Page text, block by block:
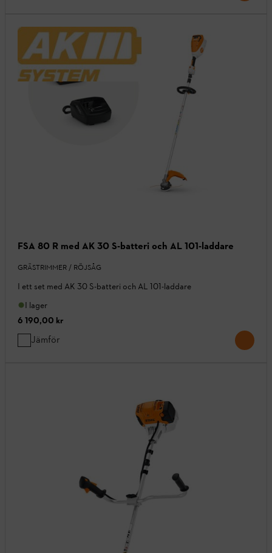
FSA 80 R med AK 30 S-batteri och AL 101-laddare
GRÄSTRIMMER / RÖJSÅG
I ett set med AK 30 S-batteri och AL 101-laddare
I lager
6 190,00 kr
Jämför